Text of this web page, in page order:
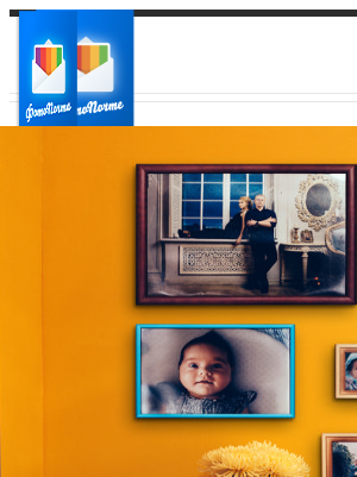
Ваш регион доставки
Выберите из списка: